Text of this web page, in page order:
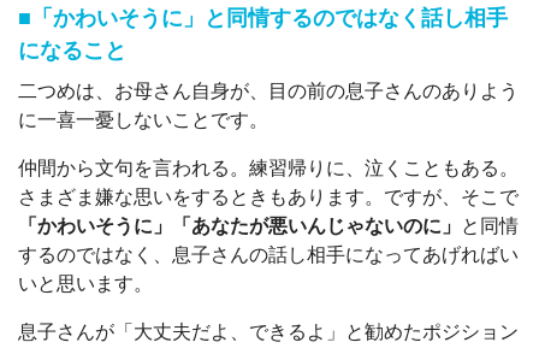
■「かわいそうに」と同情するのではなく話し相手
になること
二つめは、お母さん自身が、目の前の息子さんのありよう
に一喜一憂しないことです。
仲間から文句を言われる。練習帰りに、泣くこともある。
さまざま嫌な思いをするときもあります。ですが、そこで
「かわいそうに」「あなたが悪いんじゃないのに」 と同情
するのではなく、息子さんの話し相手になってあげればい
いと思います。
息子さんが「大丈夫だよ、できるよ」と勧めたポジション